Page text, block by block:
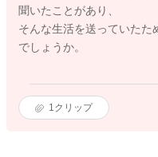
聞いたことがあり、
そんな生活を送っていたた
でしょうか。
1 クリップ